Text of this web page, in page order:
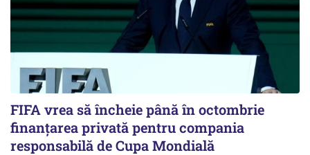
FIFA vrea să încheie până în octombrie
finanțarea privată pentru compania
responsabilă de Cupa Mondială